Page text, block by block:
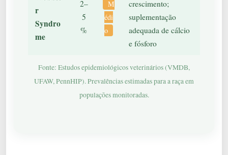
r
Syndro
me
2–
5
%
M
édi
o
crescimento;
suplementação
adequada de cálcio
e fósforo
Fonte: Estudos epidemiológicos veterinários (VMDB,
UFAW, PennHIP). Prevalências estimadas para a raça em
populações monitoradas.